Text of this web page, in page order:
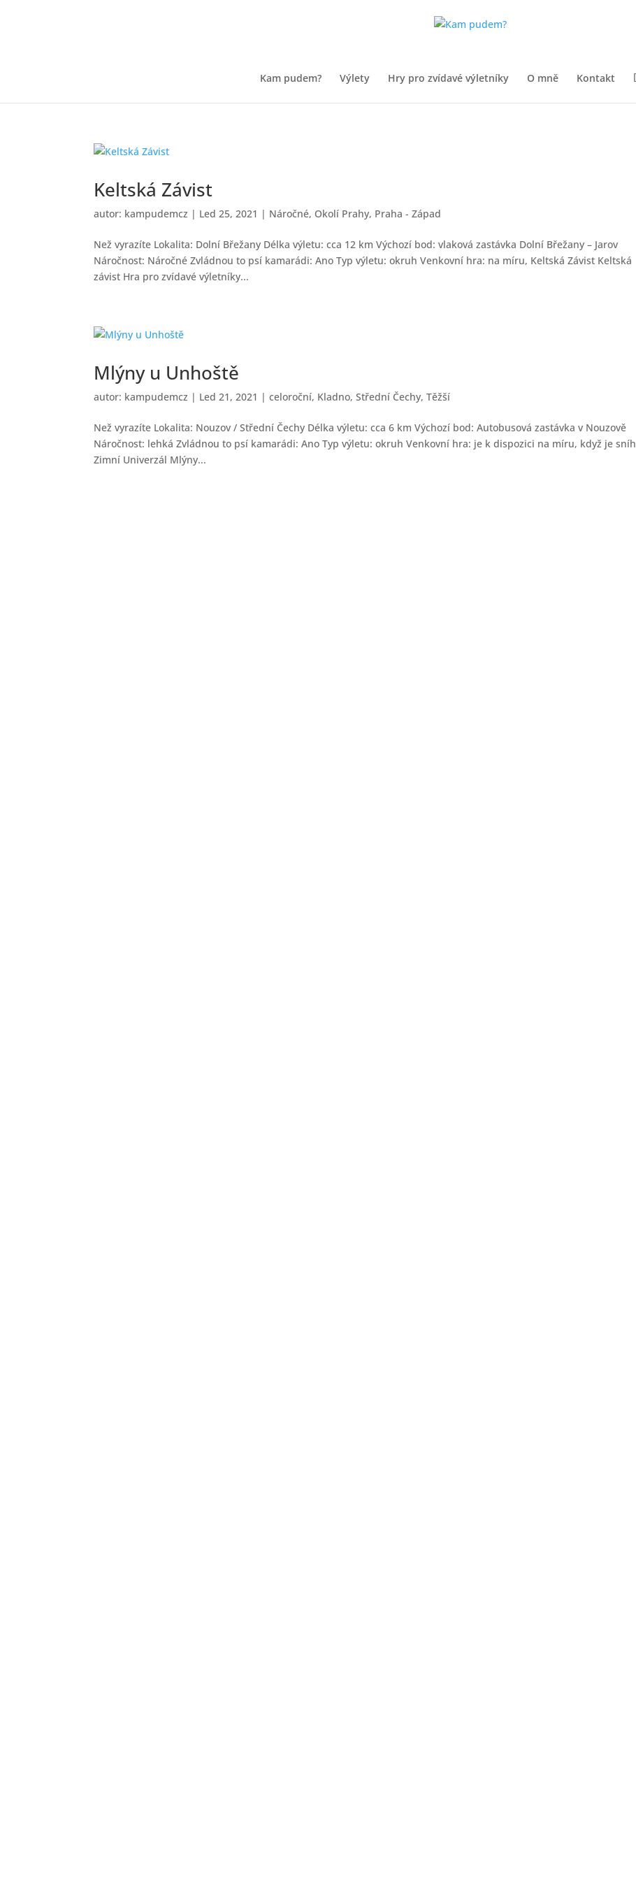
Kam pudem? Výlety Hry pro zvídavé výletníky O mně Kontakt
Keltská Závist
autor: kampudemcz | Led 25, 2021 | Náročné, Okolí Prahy, Praha - Západ
Než vyrazíte Lokalita: Dolní Břežany Délka výletu: cca 12 km Výchozí bod: vlaková zastávka Dolní Břežany – Jarov
Náročnost: Náročné Zvládnou to psí kamarádi: Ano Typ výletu: okruh Venkovní hra: na míru, Keltská Závist Keltská
závist Hra pro zvídavé výletníky...
Mlýny u Unhoště
autor: kampudemcz | Led 21, 2021 |celoroční, Kladno,Střední Čechy,Těžší
Než vyrazíte Lokalita: Nouzov / Střední Čechy Délka výletu: cca 6 km Výchozí bod: Autobusová zastávka v Nouzově
Náročnost: lehká Zvládnou to psí kamarádi: Ano Typ výletu: okruh Venkovní hra: je k dispozici na míru, když je sníh
Zimní Univerzál Mlýny...